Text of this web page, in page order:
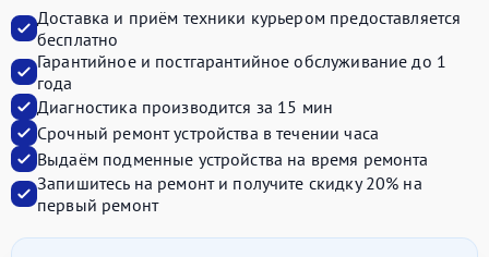
Доставка и приём техники курьером предоставляется
бесплатно
Гарантийное и постгарантийное обслуживание до 1
года
Диагностика производится за 15 мин
Срочный ремонт устройства в течении часа
Выдаём подменные устройства на время ремонта
Запишитесь на ремонт и получите скидку 20% на
первый ремонт